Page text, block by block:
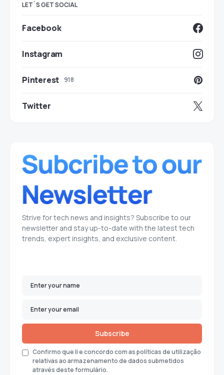
LET`S GET SOCIAL
Facebook
Instagram
Pinterest 918
Twitter
Strive for tech news and insights? Subscribe to our
newsletter and stay up-to-date with the latest tech
trends, expert insights, and exclusive content.
Subscribe
Confirmo que li e concordo com as políticas de utilização
relativas ao armazenamento de dados submetidos
através deste formulário.